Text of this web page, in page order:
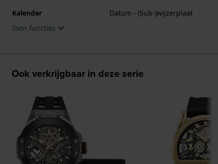
Kalender
Datum - (Sub-)wijzerplaat
Toon functies
Ook verkrijgbaar in deze serie